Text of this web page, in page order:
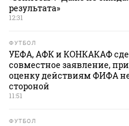
результата»
12:31
ФУТБОЛ
УЕФА, АФК и КОНКАКАФ
совместное заявление,
оценку действиям ФИФА
стороной
11:51
ФУТБОЛ